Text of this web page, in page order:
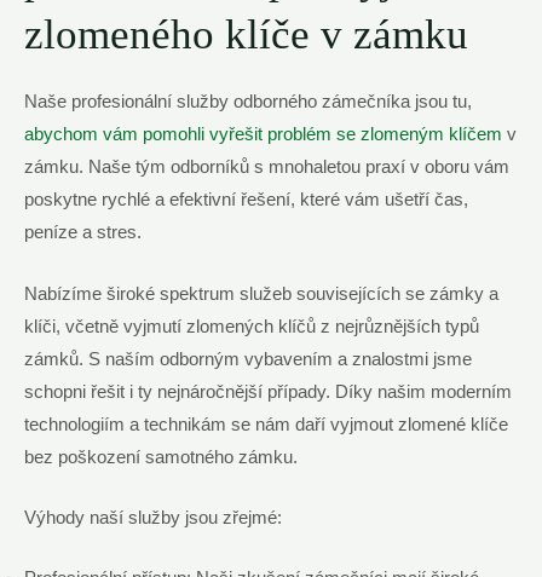
zlomeného klíče v zámku
Naše profesionální služby odborného zámečníka jsou tu,
abychom vám pomohli vyřešit problém se zlomeným klíčem v
zámku. Naše tým odborníků s mnohaletou praxí v oboru vám
poskytne rychlé a efektivní řešení, které vám ušetří čas,
peníze a stres.
Nabízíme široké spektrum služeb souvisejících se zámky a
klíči, včetně vyjmutí zlomených klíčů z nejrůznějších typů
zámků. S naším odborným vybavením a znalostmi jsme
schopni řešit i ty nejnáročnější případy. Díky našim moderním
technologiím a technikám se nám daří vyjmout zlomené klíče
bez poškození samotného zámku.
Výhody naší služby jsou zřejmé: